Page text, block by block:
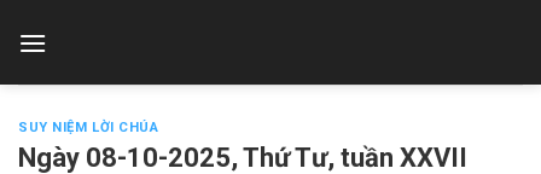
SUY NIỆM LỜI CHÚA
Ngày 08-10-2025, Thứ Tư, tuần XXVII